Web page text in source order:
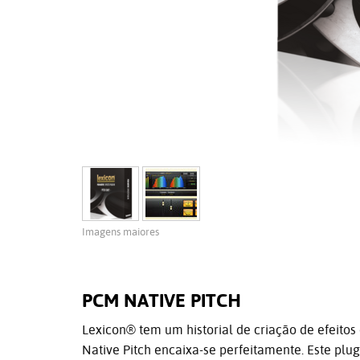
Imagens maiores
PCM NATIVE PITCH
Lexicon® tem um historial de criação de
Native Pitch encaixa-se perfeitamente. Este